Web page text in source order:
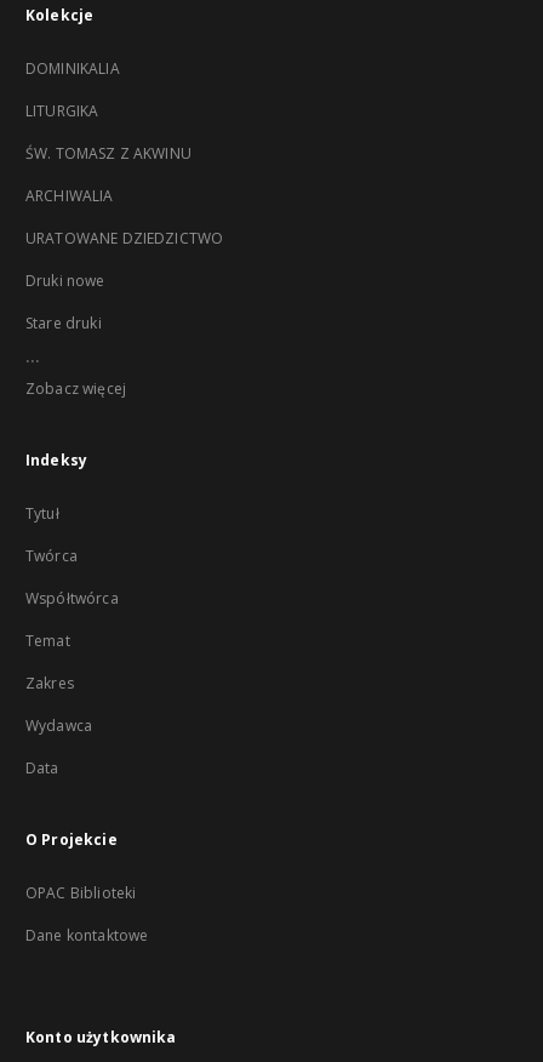
Kolekcje
DOMINIKALIA
LITURGIKA
ŚW. TOMASZ Z AKWINU
ARCHIWALIA
URATOWANE DZIEDZICTWO
Druki nowe
Stare druki
...
Zobacz więcej
Indeksy
Tytuł
Twórca
Współtwórca
Temat
Zakres
Wydawca
Data
O Projekcie
OPAC Biblioteki
Dane kontaktowe
Konto użytkownika